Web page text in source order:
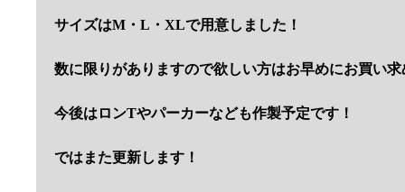
サイズはM・L・XLで用意しました！
数に限りがありますので欲しい方はお早めにお買い
今後はロンTやパーカーなども作製予定です！
ではまた更新します！